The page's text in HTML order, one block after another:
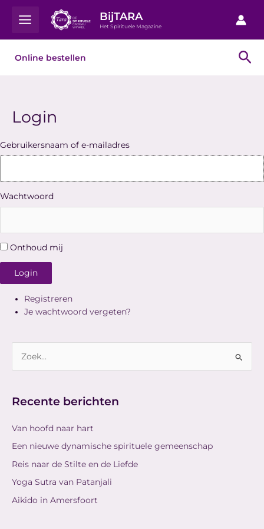
BijTARA
Het Spirituele Magazine
Online bestellen
Login
Gebruikersnaam of e-mailadres
Wachtwoord
Onthoud mij
Login
Registreren
Je wachtwoord vergeten?
k
r
Recente berichten
Van hoofd naar hart
Een nieuwe dynamische spirituele gemeenschap
Reis naar de Stilte en de Liefde
Yoga Sutra van Patanjali
Aikido in Amersfoort